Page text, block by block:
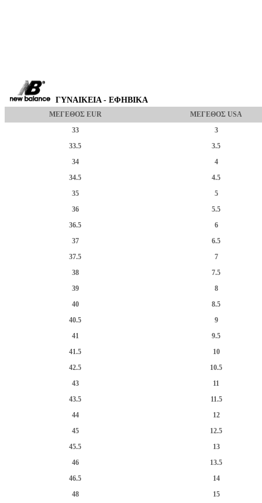
ΓΥΝΑΙΚΕΙΑ - ΕΦΗΒΙΚΑ
ΜΕΓΕΘΟΣ EUR
ΜΕΓΕΘΟΣ USA
33
3
33.5
3.5
34
4
34.5
4.5
35
5
36
5.5
36.5
6
37
6.5
37.5
7
38
7.5
39
8
40
8.5
40.5
9
41
9.5
41.5
10
42.5
10.5
43
11
43.5
11.5
44
12
45
12.5
45.5
13
46
13.5
46.5
14
48
15